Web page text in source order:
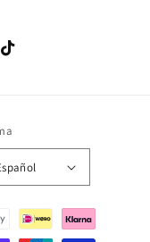
TikTok